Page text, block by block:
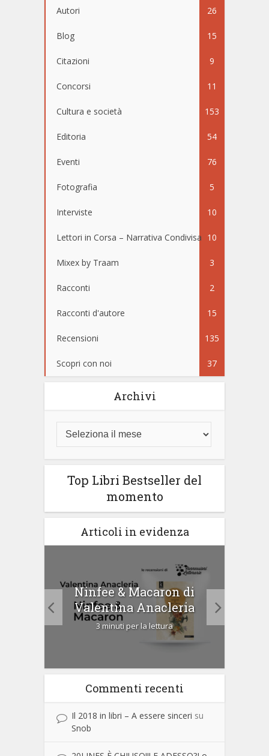
Autori 26
Blog 15
Citazioni 9
Concorsi 11
Cultura e società 153
Editoria 54
Eventi 76
Fotografia 5
Interviste 10
Lettori in Corsa – Narrativa Condivisa 10
Mixex by Traam 3
Racconti 2
Racconti d'autore 15
Recensioni 135
Scopri con noi 37
Archivi
Top Libri Bestseller del
momento
Articoli in evidenza
Ninfee & Macaron di
Valentina Anacleria
3 minuti per la lettura
Commenti recenti
Il 2018 in libri – A essere sinceri su
Snob